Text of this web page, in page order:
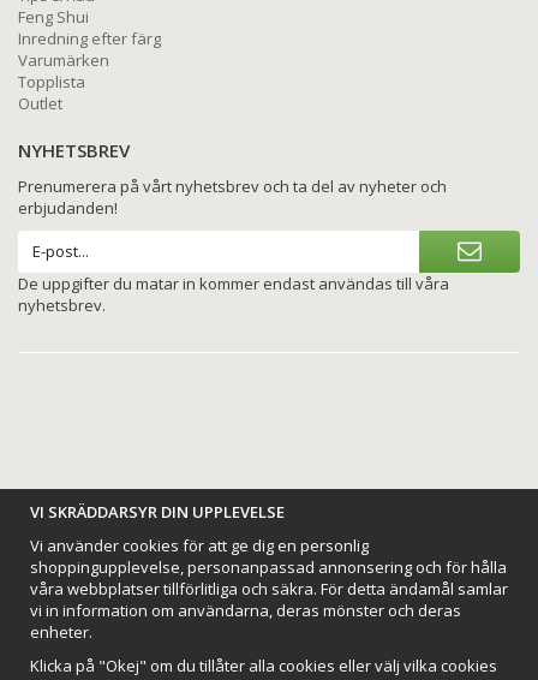
Feng Shui
Inredning efter färg
Varumärken
Topplista
Outlet
NYHETSBREV
Prenumerera på vårt nyhetsbrev och ta del av nyheter och
erbjudanden!
De uppgifter du matar in kommer endast användas till våra
nyhetsbrev.
BETALNINGSALTERNATIV
VI SKICKAR MED
VI SKRÄDDARSYR DIN UPPLEVELSE
Vi använder cookies för att ge dig en personlig
shoppingupplevelse, personanpassad annonsering och för hålla
våra webbplatser tillförlitliga och säkra. För detta ändamål samlar
vi in information om användarna, deras mönster och deras
enheter.
Klicka på "Okej" om du tillåter alla cookies eller välj vilka cookies